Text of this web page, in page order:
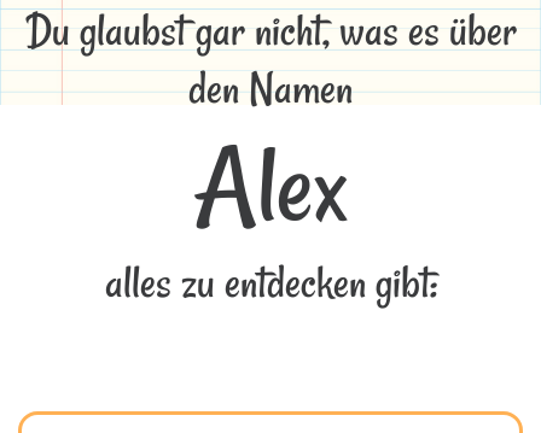
Du glaubst gar nicht, was es über
den Namen
Alex
alles zu entdecken gibt: